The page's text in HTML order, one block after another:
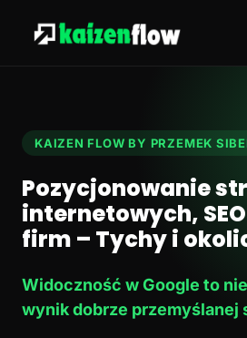
KAIZEN FLOW BY PRZEMEK
Pozycjonowanie
internetowych,
firm – Tychy i
Widoczność w Google to
wynik dobrze przemyślanej